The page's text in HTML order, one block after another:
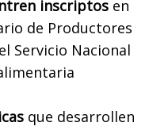
inscriptos en
de Productores
Servicio Nacional
que desarrollen